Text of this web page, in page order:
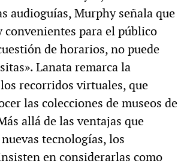
audioguías, Murphy señala que
convenientes para el público
de horarios, no puede
Lanata remarca la
recorridos virtuales, que
las colecciones de museos de
allá de las ventajas que
tecnologías, los
en considerarlas como